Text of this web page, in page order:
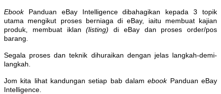
EbookPanduan eBay Intelligence dibahagikan kepada 3 topik
utama mengikut proses berniaga di eBay, iaitu membuat kajian
produk, membuat iklan(listing) di eBay dan proses order/pos
barang.
Segala proses dan teknik dihuraikan dengan jelas langkah-demi-
langkah.
Jom kita lihat kandungan setiap bab dalamebookPanduan eBay
Intelligence.